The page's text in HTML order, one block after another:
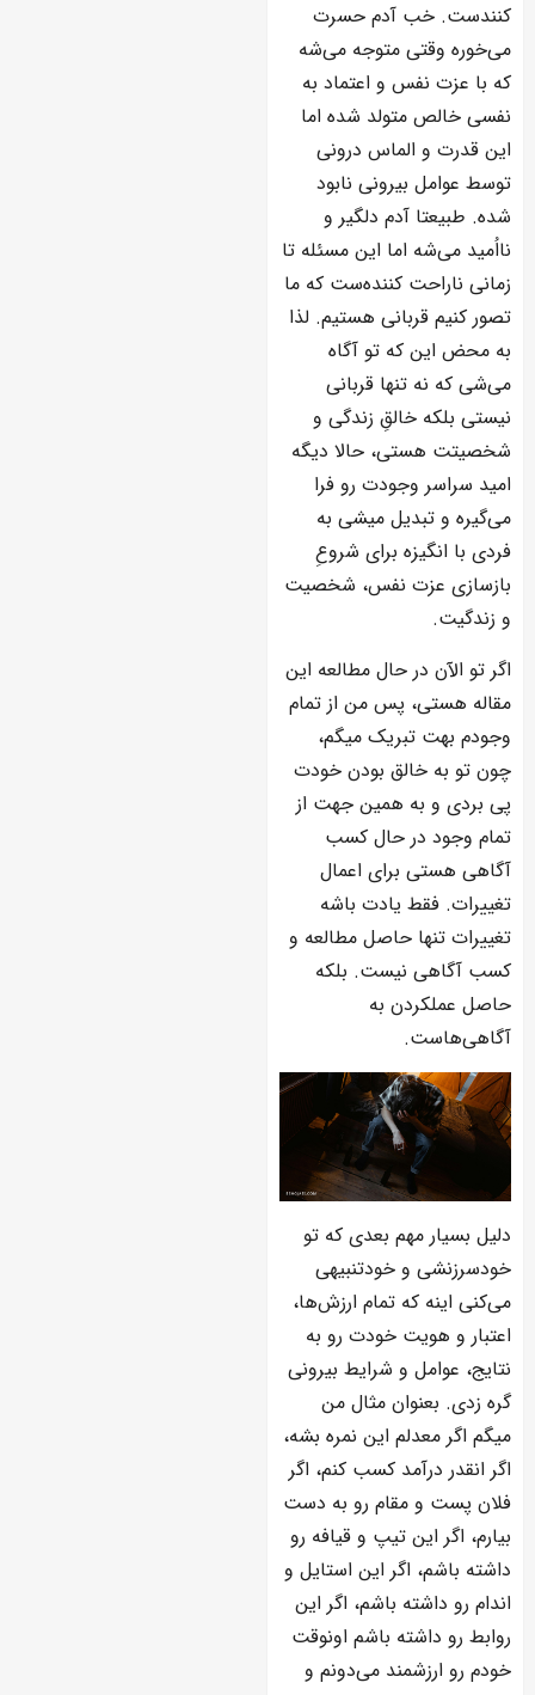
کنندست. خب آدم حسرت
می‌خوره وقتی متوجه می‌شه
که با عزت نفس و اعتماد به
نفسی خالص متولد شده اما
این قدرت و الماس درونی
توسط عوامل بیرونی نابود
شده. طبیعتا آدم دلگیر و
نااُمید می‌شه اما این مسئله تا
زمانی ناراحت کننده‌ست که ما
تصور کنیم قربانی هستیم. لذا
به محض این که تو آگاه
می‌شی که نه تنها قربانی
نیستی بلکه خالقِ زندگی و
شخصیتت هستی، حالا دیگه
امید سراسر وجودت رو فرا
می‌گیره و تبدیل میشی به
فردی با انگیزه برای شروعِ
بازسازی عزت نفس، شخصیت
و زندگیت.
اگر تو الآن در حال مطالعه این
مقاله هستی، پس من از تمام
وجودم بهت تبریک میگم،
چون تو به خالق بودن خودت
پی بردی و به همین جهت از
تمام وجود در حال کسب
آگاهی هستی برای اعمال
تغییرات. فقط یادت باشه
تغییرات تنها حاصل مطالعه و
کسب آگاهی نیست. بلکه
حاصل عملکردن به
آگاهی‌هاست.
دلیل بسیار مهم بعدی که تو
خودسرزنشی و خودتنبیهی
می‌کنی اینه که تمام ارزش‌ها،
اعتبار و هویت خودت رو به
نتایج، عوامل و شرایط بیرونی
گره زدی. بعنوان مثال من
میگم اگر معدلم این نمره بشه،
اگر انقدر درآمد کسب کنم، اگر
فلان پست و مقام رو به دست
بیارم، اگر این تیپ و قیافه رو
داشته باشم، اگر این استایل و
اندام رو داشته باشم، اگر این
روابط رو داشته باشم اونوقت
خودم رو ارزشمند می‌دونم و